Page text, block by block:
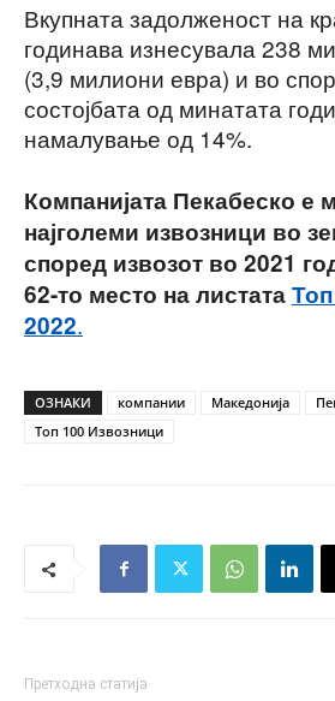
Вкупната задолженост на
годинава изнесувала 238
(3,9 милиони евра) и во
состојбата од минатата
намалување од 14%.
Компанијата Пекабеско е
најголеми извозници во
според извозот во 2021
62-то место на листата
2022.
ОЗНАКИ компании Македонија
Топ 100 Извозници
Претходна статија